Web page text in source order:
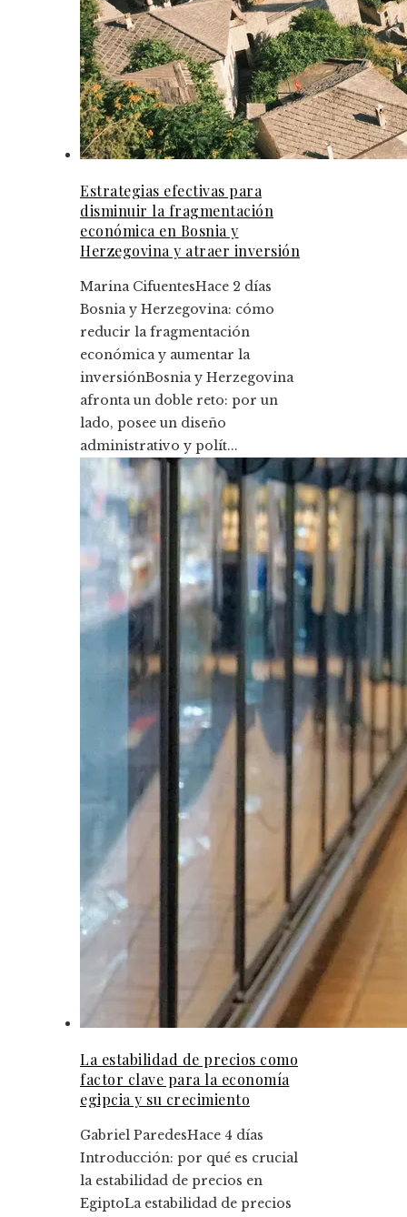
Estrategias efectivas para
disminuir la fragmentación
económica en Bosnia y
Herzegovina y atraer inversión
Marina CifuentesHace 2 días
Bosnia y Herzegovina: cómo
reducir la fragmentación
económica y aumentar la
inversiónBosnia y Herzegovina
afronta un doble reto: por un
lado, posee un diseño
administrativo y polít...
La estabilidad de precios como
factor clave para la economía
egipcia y su crecimiento
Gabriel ParedesHace 4 días
Introducción: por qué es crucial
la estabilidad de precios en
EgiptoLa estabilidad de precios